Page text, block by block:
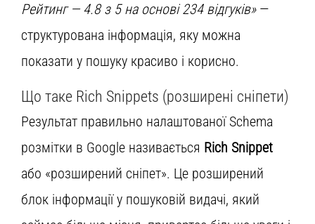
Рейтинг — 4.8 з 5 на основі 234 відгуків»—
структурована інформація, яку можна
показати у пошуку красиво і корисно.
Що таке Rich Snippets (розширені сніпети)
Результат правильно налаштованої Schema
розмітки в Google називається Rich Snippet
або «розширений сніпет». Це розширений
блок інформації у пошуковій видачі, який